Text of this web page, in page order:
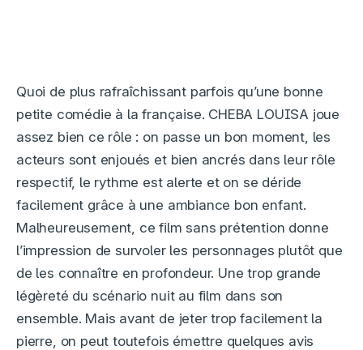
Quoi de plus rafraîchissant parfois qu’une bonne
petite comédie à la française. CHEBA LOUISA joue
assez bien ce rôle : on passe un bon moment, les
acteurs sont enjoués et bien ancrés dans leur rôle
respectif, le rythme est alerte et on se déride
facilement grâce à une ambiance bon enfant.
Malheureusement, ce film sans prétention donne
l’impression de survoler les personnages plutôt que
de les connaître en profondeur. Une trop grande
légèreté du scénario nuit au film dans son
ensemble. Mais avant de jeter trop facilement la
pierre, on peut toutefois émettre quelques avis